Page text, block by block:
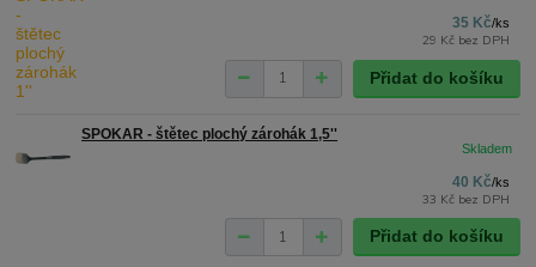
35 Kč/ks
29 Kč bez DPH
Přidat do košíku
SPOKAR - štětec plochý zárohák 1,5''
40 Kč/ks
33 Kč bez DPH
Přidat do košíku